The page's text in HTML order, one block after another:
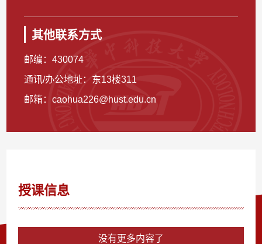
其他联系方式
邮编：430074
通讯/办公地址： 东13楼311
邮箱：caohua226@hust.edu.cn
授课信息
没有更多内容了